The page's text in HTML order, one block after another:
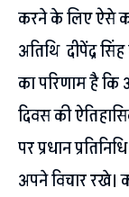
करने के लिए ऐसे
अतिथि दीपेंद्र
का परिणाम है
दिवस की
पर प्रधान
अपने विचार रखे।